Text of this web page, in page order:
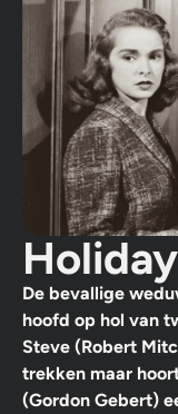
De bevallige
hoofd op hol van
Steve (Robert
trekken maar
(Gordon Gebert)